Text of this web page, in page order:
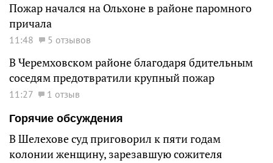
Пожар начался на Ольхоне в районе паромного
причала
11:48 5 отзывов
В Черемховском районе благодаря бдительным
соседям предотвратили крупный пожар
11:27
1 отзыв
Горячие обсуждения
В Шелехове суд приговорил к пяти годам
колонии женщину, зарезавшую сожителя